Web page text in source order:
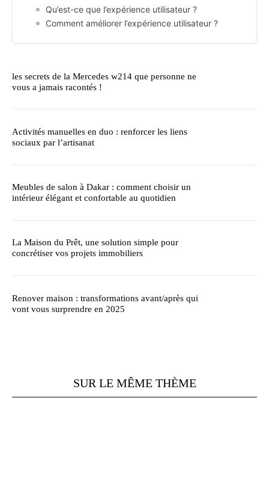
Qu’est-ce que l’expérience utilisateur ?
Comment améliorer l’expérience utilisateur ?
les secrets de la Mercedes w214 que personne ne
vous a jamais racontés !
Activités manuelles en duo : renforcer les liens
sociaux par l’artisanat
Meubles de salon à Dakar : comment choisir un
intérieur élégant et confortable au quotidien
La Maison du Prêt, une solution simple pour
concrétiser vos projets immobiliers
Renover maison : transformations avant/après qui
vont vous surprendre en 2025
SUR LE MÊME THÈME